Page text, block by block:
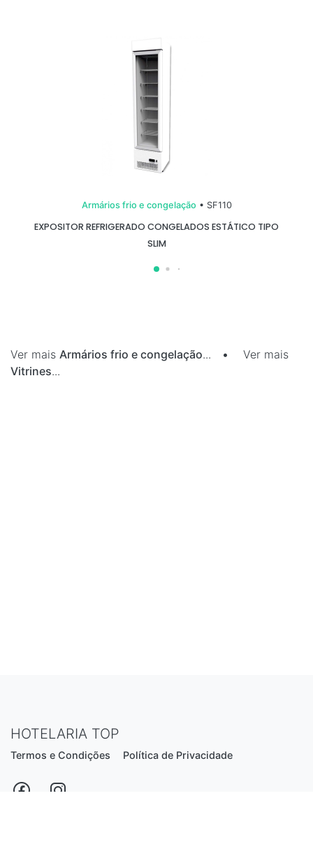
Armários frio e congelação • SF110
EXPOSITOR REFRIGERADO CONGELADOS ESTÁTICO TIPO
SLIM
Ver mais Armários frio e congelação... • Ver mais
Vitrines...
HOTELARIA TOP
Termos e Condições Política de Privacidade